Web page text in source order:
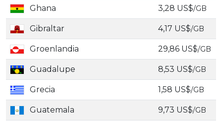
Ghana 3,28 US$/GB
Gibraltar 4,17 US$/GB
Groenlandia 29,86 US$/GB
Guadalupe 8,53 US$/GB
Grecia 1,58 US$/GB
Guatemala 9,73 US$/GB